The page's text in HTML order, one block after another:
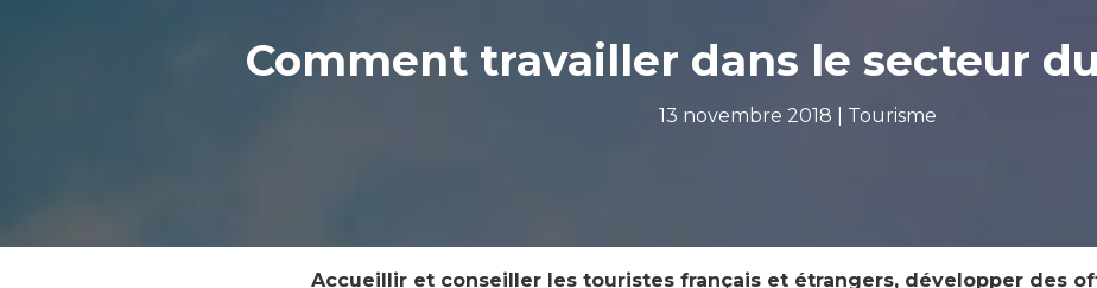
Comment travailler dans le secteur
13 novembre 2018 | Tourisme
Accueillir et conseiller les touristes français et étrangers, développer des